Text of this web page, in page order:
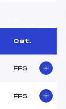
Cat.
FFS
FFS